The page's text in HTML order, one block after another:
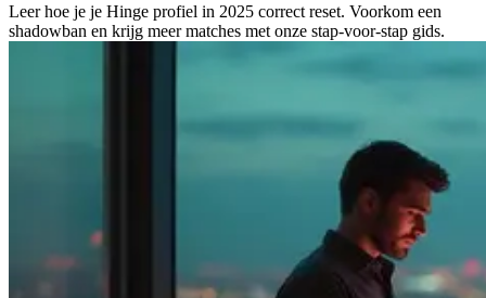
Leer hoe je je Hinge profiel in 2025 correct reset. Voorkom een
shadowban en krijg meer matches met onze stap-voor-stap gids.